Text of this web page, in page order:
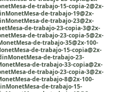
de-trabajo-15-copia-2@2x-
de-trabajo-19@2x-
de-trabajo-23@2x-
de-trabajo-23-copia-3@2x-
de-trabajo-23-copia-5@2x-
de-trabajo-35@2x-100-
de-trabajo-15-copia@2x-
de-trabajo-23-
de-trabajo-33-copia@2x-
de-trabajo-23-copia-3@2x-
de-trabajo-8@2x-100-
de-trabajo-15-